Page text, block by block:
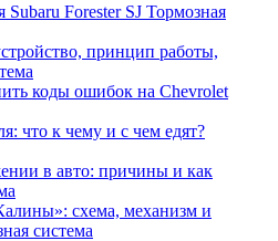
Subaru Forester SJ Тормозная
принцип работы,
коды ошибок на Chevrolet
что к чему и с чем едят?
в авто: причины и как
схема, механизм и
система